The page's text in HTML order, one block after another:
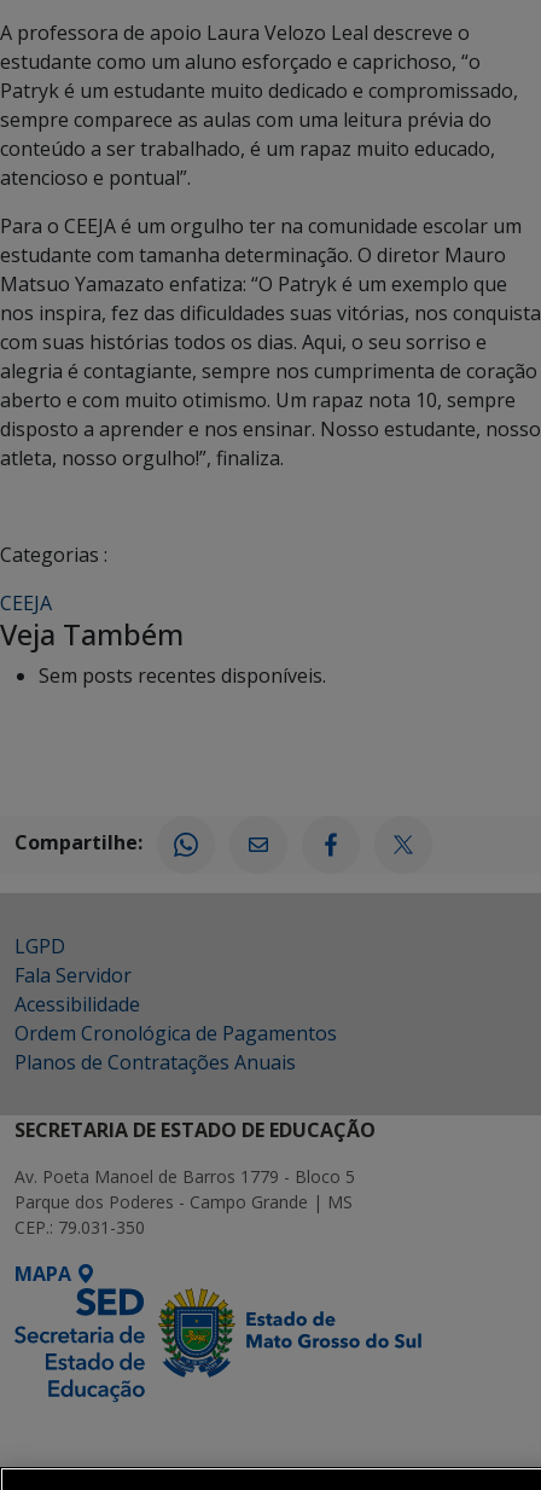
A professora de apoio Laura Velozo Leal descreve o
estudante como um aluno esforçado e caprichoso, “o
Patryk é um estudante muito dedicado e compromissado,
sempre comparece as aulas com uma leitura prévia do
conteúdo a ser trabalhado, é um rapaz muito educado,
atencioso e pontual”.
Para o CEEJA é um orgulho ter na comunidade escolar um
estudante com tamanha determinação. O diretor Mauro
Matsuo Yamazato enfatiza: “O Patryk é um exemplo que
nos inspira, fez das dificuldades suas vitórias, nos conquista
com suas histórias todos os dias. Aqui, o seu sorriso e
alegria é contagiante, sempre nos cumprimenta de coração
aberto e com muito otimismo. Um rapaz nota 10, sempre
disposto a aprender e nos ensinar. Nosso estudante, nosso
atleta, nosso orgulho!”, finaliza.
Categorias :
CEEJA
Veja Também
Sem posts recentes disponíveis.
Compartilhe:
LGPD
Fala Servidor
Acessibilidade
Ordem Cronológica de Pagamentos
Planos de Contratações Anuais
SECRETARIA DE ESTADO DE EDUCAÇÃO
Av. Poeta Manoel de Barros 1779 - Bloco 5
Parque dos Poderes - Campo Grande | MS
CEP.: 79.031-350
MAPA
Executiva de